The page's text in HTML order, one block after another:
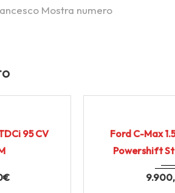
Mostra numero
95 CV
€
Ford C-Max
Powershift